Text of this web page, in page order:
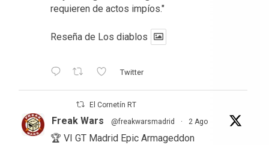
requieren de actos impíos."
Reseña de Los diablos
Twitter
El Cornetín RT
Freak Wars @freakwarsmadrid · 2 Ago
🏆 VI GT Madrid Epic Armageddon